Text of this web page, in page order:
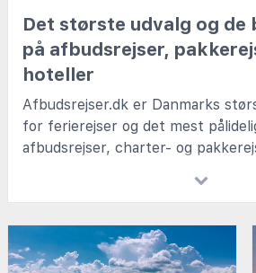
Det største udvalg og de
på afbudsrejser,
hoteller
Afbudsrejser.dk er Danmarks
for ferierejser og det mest
afbudsrejser, charter- og
de største rejsebureauer og
familien eller i en gruppe på op
finder du de bedste tilbud hos os.